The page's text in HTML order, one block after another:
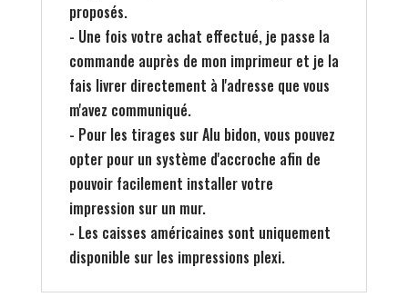
proposés.
- Une fois votre achat effectué, je passe la
commande auprès de mon imprimeur et je la
fais livrer directement à l'adresse que vous
m'avez communiqué.
- Pour les tirages sur Alu bidon, vous pouvez
opter pour un système d'accroche afin de
pouvoir facilement installer votre
impression sur un mur.
- Les caisses américaines sont uniquement
disponible sur les impressions plexi.